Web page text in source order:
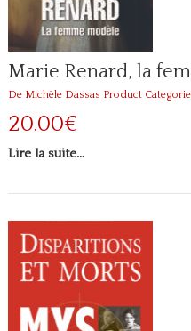
Marie Renard, la
De Michèle Dassas Product
20.00€
Lire la suite…